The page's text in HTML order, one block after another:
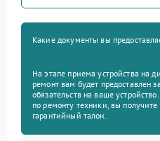
Какие документы вы
На этапе приема устройства на
ремонт вам будет предоставлен
обязательств на ваше
по ремонту техники, вы
гарантийный талон.